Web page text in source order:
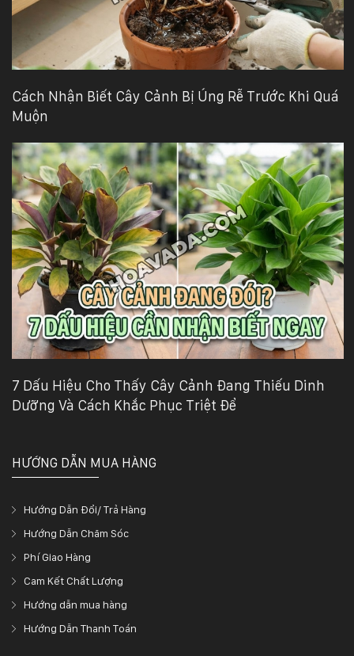
Cách Nhận Biết Cây Cảnh Bị Úng Rễ Trước Khi Quá
Muộn
7 Dấu Hiệu Cho Thấy Cây Cảnh Đang Thiếu Dinh
Dưỡng Và Cách Khắc Phục Triệt Để
HƯỚNG DẪN MUA HÀNG
Hướng Dẫn Đổi/ Trả Hàng
Hướng Dẫn Chăm Sóc
Phí Giao Hàng
Cam Kết Chất Lượng
Hướng dẫn mua hàng
Hướng Dẫn Thanh Toán